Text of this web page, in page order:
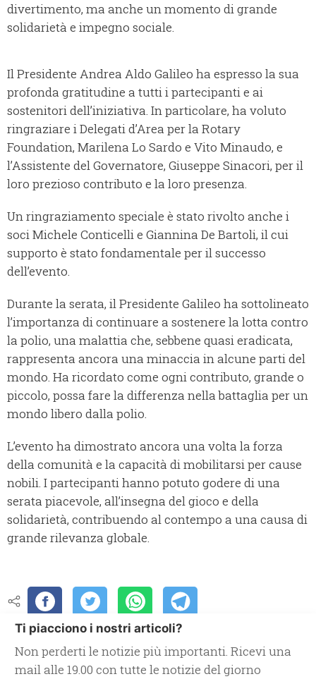
divertimento, ma anche un momento di grande
solidarietà e impegno sociale.
Il Presidente Andrea Aldo Galileo ha espresso la sua
profonda gratitudine a tutti i partecipanti e ai
sostenitori dell’iniziativa. In particolare, ha voluto
ringraziare i Delegati d’Area per la Rotary
Foundation, Marilena Lo Sardo e Vito Minaudo, e
l’Assistente del Governatore, Giuseppe Sinacori, per il
loro prezioso contributo e la loro presenza.
Un ringraziamento speciale è stato rivolto anche i
soci Michele Conticelli e Giannina De Bartoli, il cui
supporto è stato fondamentale per il successo
dell’evento.
Durante la serata, il Presidente Galileo ha sottolineato
l’importanza di continuare a sostenere la lotta contro
la polio, una malattia che, sebbene quasi eradicata,
rappresenta ancora una minaccia in alcune parti del
mondo. Ha ricordato come ogni contributo, grande o
piccolo, possa fare la differenza nella battaglia per un
mondo libero dalla polio.
L’evento ha dimostrato ancora una volta la forza
della comunità e la capacità di mobilitarsi per cause
nobili. I partecipanti hanno potuto godere di una
serata piacevole, all’insegna del gioco e della
solidarietà, contribuendo al contempo a una causa di
grande rilevanza globale.
Ti piacciono i nostri articoli?
Non perderti le notizie più importanti. Ricevi una
mail alle 19.00 con tutte le notizie del giorno